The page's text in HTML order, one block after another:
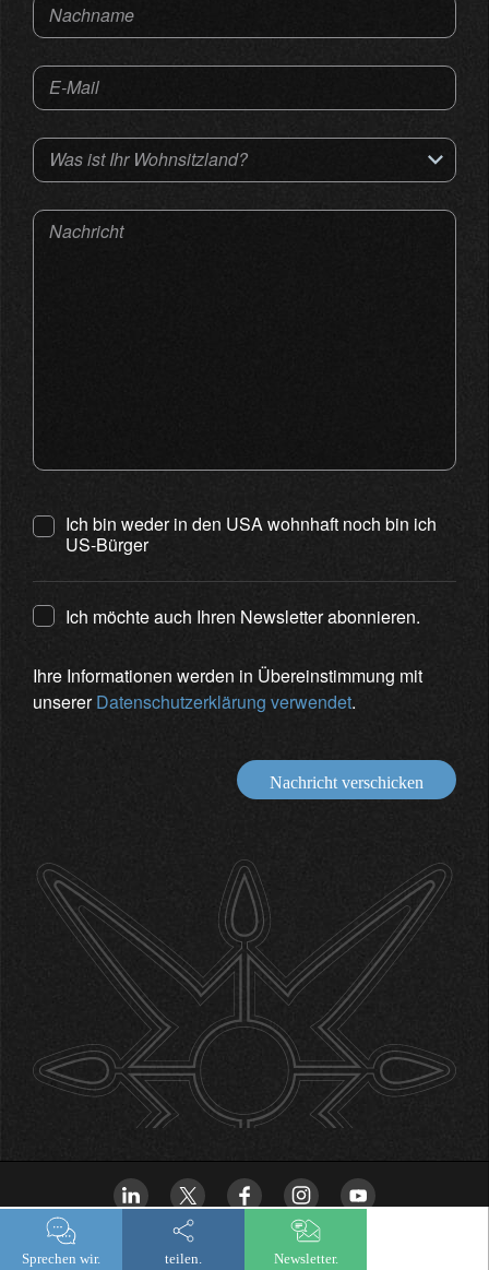
Nachname
E-Mail
Was ist Ihr Wohnsitzland?
Nachricht
Ich bin weder in den USA wohnhaft noch bin ich
US-Bürger
Ich möchte auch Ihren Newsletter abonnieren.
Ihre Informationen werden in Übereinstimmung mit
unsererDatenschutzerklärung verwendet.
Nachricht verschicken
newsletter
Sprechen wir. teilen. Newsletter.